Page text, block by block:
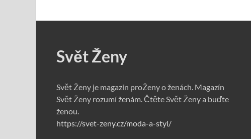
Svět Ženy
Svět Ženy je magazín proŽeny o ženách. Magazín
Svět Ženy rozumí ženám. Čtěte Svět Ženy a buďte
ženou.
https://svet-zeny.cz/moda-a-styl/